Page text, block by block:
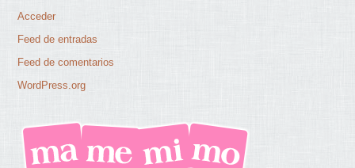
Acceder
Feed de entradas
Feed de comentarios
WordPress.org